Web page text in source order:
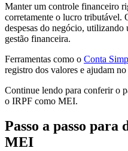
Manter um controle financeiro
corretamente o lucro tributável.
despesas do negócio,
gestão financeira.
Ferramentas como o Conta
registro dos valores e ajudam
Continue lendo para conferir o
o IRPF como MEI.
Passo a passo
MEI